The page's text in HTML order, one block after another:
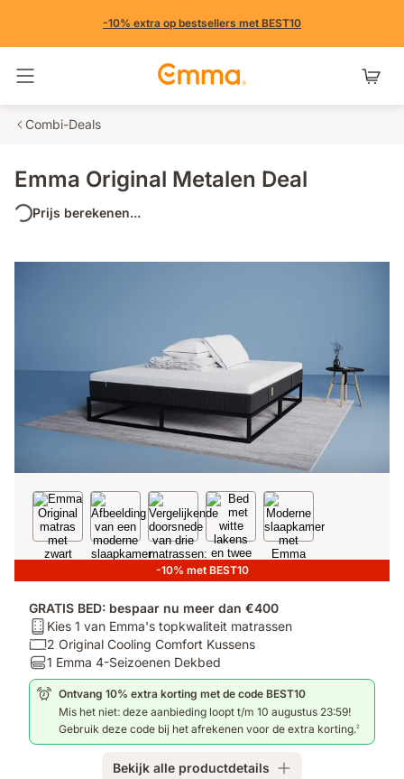
-10% extra op bestsellers met BEST10
Navigatie in- en uitschakelen
Combi-Deals
Emma Original Metalen Deal
Prijs berekenen...
-10% met BEST10
GRATIS BED: bespaar nu meer dan €400
Matras:
Kies
1
van
Emma's
topkwaliteit
matrassen
Kies 1 van Emma's topkwaliteit matrassen
Kussen:
2
Original
Cooling
Comfort
Kussens
2 Original Cooling Comfort Kussens
Dekbedden:
1
Emma
Seizoenen
1 Emma 4-Seizoenen Dekbed
Ontvang 10% extra korting met de code BEST10
Mis het niet: deze aanbieding loopt t/m 10 augustus 23:59!
Gebruik deze code bij het afrekenen voor de extra korting.2
Bekijk alle productdetails